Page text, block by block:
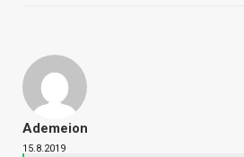
Ademeion
15.8.2019